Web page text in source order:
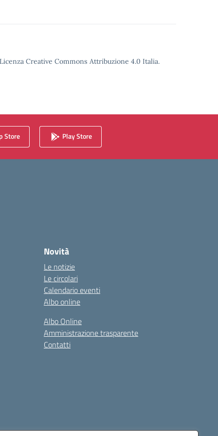
Creative Commons Attribuzione 4.0 Italia.
Store Play Store
Novità
Le notizie
Le circolari
Calendario eventi
Albo online
Albo Online
Amministrazione trasparente
Contatti